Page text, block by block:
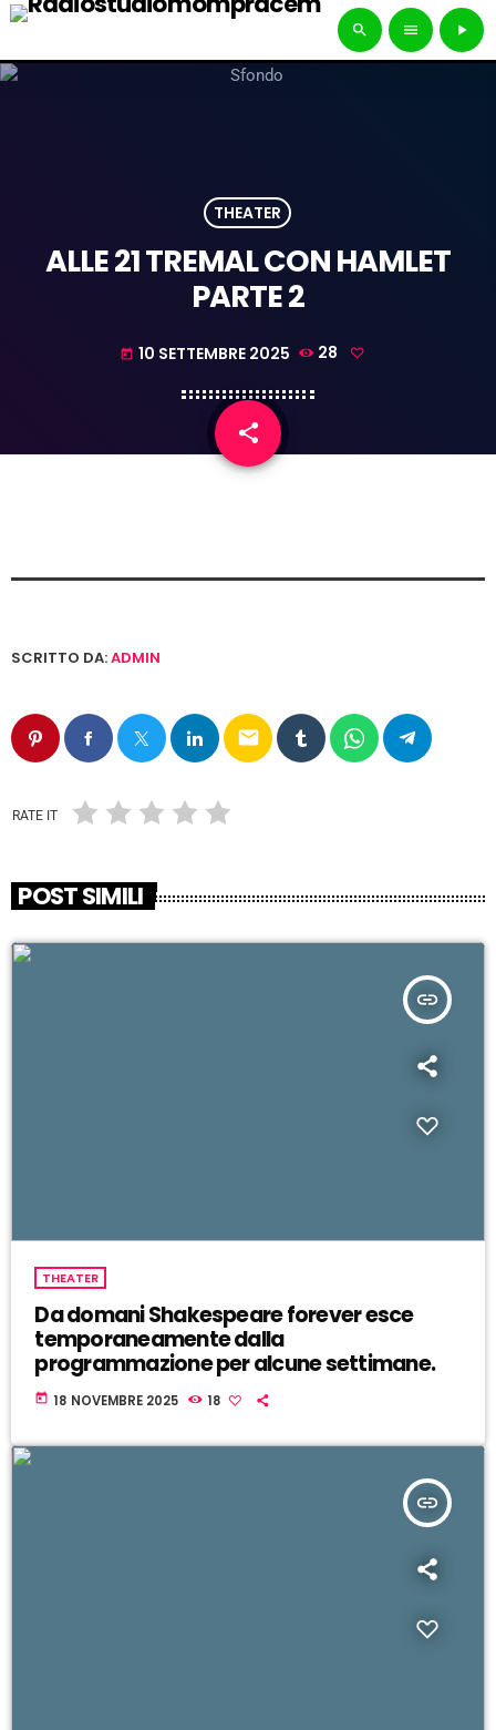
search menu play_arrow
THEATER
ALLE 21 TREMAL CON HAMLET
PARTE 2
today 10 SETTEMBRE 2025 28
share
email
SCRITTO DA:ADMIN
email
RATE IT
POST SIMILI
insert_link
THEATER
Da domani Shakespeare forever esce
temporaneamente dalla
programmazione per alcune settimane.
today 18 NOVEMBRE 2025 18
insert_link